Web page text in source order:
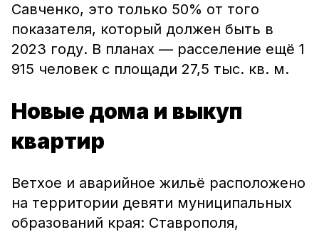
Савченко, это только 50% от того
показателя, который должен быть в
2023 году. В планах — расселение ещё 1
915 человек с площади 27,5 тыс. кв. м.
Новые дома и выкуп
квартир
Ветхое и аварийное жильё расположено
на территории девяти муниципальных
образований края: Ставрополя,